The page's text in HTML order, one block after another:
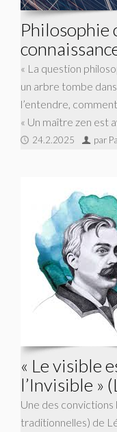
Philosophie
« La question
un arbre tombe
l’entendre,
« Un maître zen est
24.2.2025 par
« Le visible
l’Invisible »
Une des
traditionnelles) de